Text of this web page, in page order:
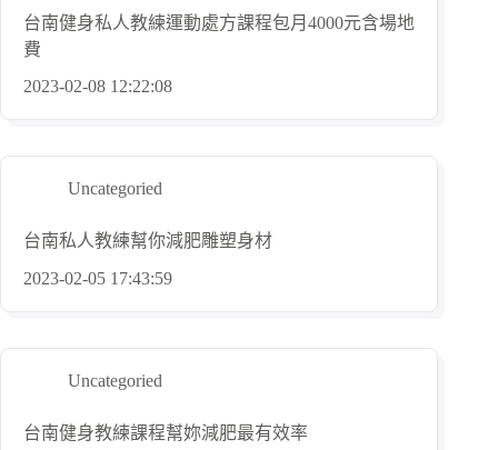
台南健身私人教練運動處方課程包月4000元含場地
費
2023-02-08 12:22:08
Uncategoried
台南私人教練幫你減肥雕塑身材
2023-02-05 17:43:59
Uncategoried
台南健身教練課程幫妳減肥最有效率